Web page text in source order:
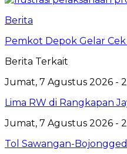
Berita
Pemkot Depok Gelar
Berita Terkait
Jumat, 7 Agustus 2026 -
Lima RW di Rangkapan
Jumat, 7 Agustus 2026 -
Tol Sawangan-